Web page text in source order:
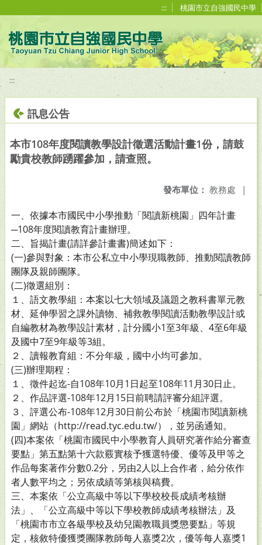
::: 桃園市立自強國民中學
:::
訊息公告
本市108年度閱讀教學設計徵選活動計畫1份，請鼓
勵貴校教師踴躍參加，請查照。
發布單位： 教務處 |
一、依據本市國民中小學推動「閱讀新桃園」四年計畫
─108年度閱讀教育計畫辦理。
二、旨揭計畫(請詳參計畫書)簡述如下：
(一)參與對象：本市公私立中小學現職教師、推動閱讀教師
團隊及親師團隊。
(二)徵選組別：
１、語文教學組：本案以七大領域及議題之教科書單元教
材、延伸學習之課外讀物、補救教學閱讀活動教學設計或
自編教材為教學設計素材，計分國小1至3年級、4至6年級
及國中7至9年級等3組。
２、讀報教育組：不分年級，國中小均可參加。
(三)辦理期程：
１、徵件起迄-自108年10月1日起至108年11月30日止。
２、作品評選-108年12月15日前聘請評審分組評選。
３、評選公布-108年12月30日前公布於「桃園市閱讀新桃
園」網站（http://read.tyc.edu.tw/），並另函通知。
(四)本案依「桃園市國民中小學教育人員研究著作給分審查
要點」第五點第十六款覈實核予獲選特優、優等及甲等之
作品每案著作分數0.2分，另由2人以上合作者，給分依作
者人數平均之；另依成績等第核與稿費。
三、本案依「公立高級中等以下學校校長成績考核辦
法」、「公立高級中等以下學校教師成績考核辦法」及
「桃園市市立各級學校及幼兒園教職員獎懲要點」等規
定，核敘特優獲獎團隊教師每人嘉獎2次，優等每人嘉獎1